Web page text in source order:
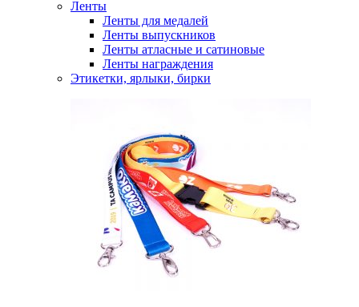
Ленты
Ленты для медалей
Ленты выпускников
Ленты атласные и сатиновые
Ленты награждения
Этикетки, ярлыки, бирки